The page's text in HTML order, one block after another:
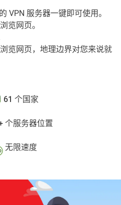
VPN 服务器一键即可使用。
览网页。
览网页，地理边界对您来说就
61 个国家
个服务器位置
无限速度